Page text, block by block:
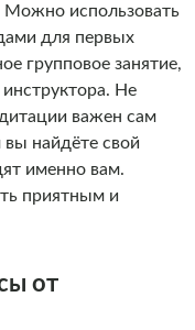
Можно использовать
для первых
групповое занятие,
Не
важен сам
найдёте свой
именно вам.
приятным и
от